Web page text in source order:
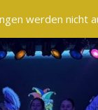
werden nicht